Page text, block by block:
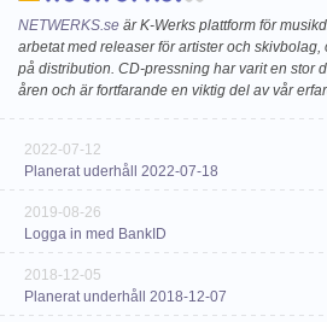
NETWERKS.se är K-Werks plattform för
arbetat med releaser för artister och
på distribution. CD-pressning har varit en stor
åren och är fortfarande en viktig del av vår
2022-07-12
Planerat uderhåll 2022-07-18
2019-08-26
Logga in med BankID
2018-12-05
Planerat underhåll 2018-12-07